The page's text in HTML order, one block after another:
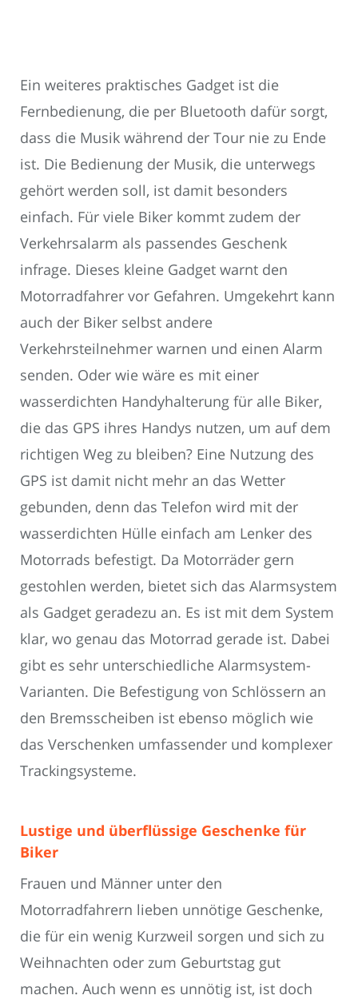
Ein weiteres praktisches Gadget ist die
Fernbedienung, die per Bluetooth dafür sorgt,
dass die Musik während der Tour nie zu Ende
ist. Die Bedienung der Musik, die unterwegs
gehört werden soll, ist damit besonders
einfach. Für viele Biker kommt zudem der
Verkehrsalarm als passendes Geschenk
infrage. Dieses kleine Gadget warnt den
Motorradfahrer vor Gefahren. Umgekehrt kann
auch der Biker selbst andere
Verkehrsteilnehmer warnen und einen Alarm
senden. Oder wie wäre es mit einer
wasserdichten Handyhalterung für alle Biker,
die das GPS ihres Handys nutzen, um auf dem
richtigen Weg zu bleiben? Eine Nutzung des
GPS ist damit nicht mehr an das Wetter
gebunden, denn das Telefon wird mit der
wasserdichten Hülle einfach am Lenker des
Motorrads befestigt. Da Motorräder gern
gestohlen werden, bietet sich das Alarmsystem
als Gadget geradezu an. Es ist mit dem System
klar, wo genau das Motorrad gerade ist. Dabei
gibt es sehr unterschiedliche Alarmsystem-
Varianten. Die Befestigung von Schlössern an
den Bremsscheiben ist ebenso möglich wie
das Verschenken umfassender und komplexer
Trackingsysteme.
Lustige und überflüssige Geschenke für
Biker
Frauen und Männer unter den
Motorradfahrern lieben unnötige Geschenke,
die für ein wenig Kurzweil sorgen und sich zu
Weihnachten oder zum Geburtstag gut
machen. Auch wenn es unnötig ist, ist doch